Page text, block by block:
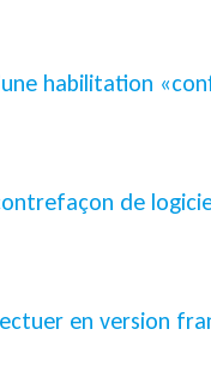
habilitation
de
en version